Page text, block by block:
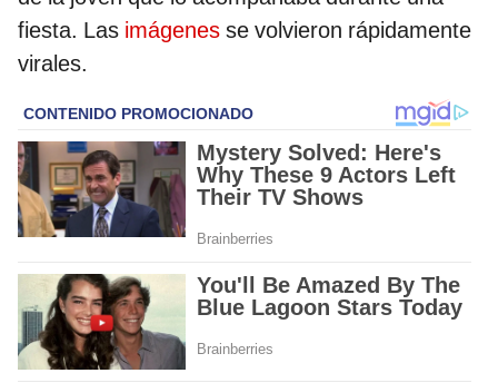
fiesta. Las imágenes se volvieron rápidamente
virales.